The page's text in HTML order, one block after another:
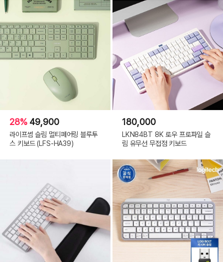
28% 49,900
라이프썸 슬림 멀티페어링 블루투
스 키보드 (LFS-HA39)
180,000
LKN84BT 8K 로우 프로파일 슬
림 유무선 무접점 키보드